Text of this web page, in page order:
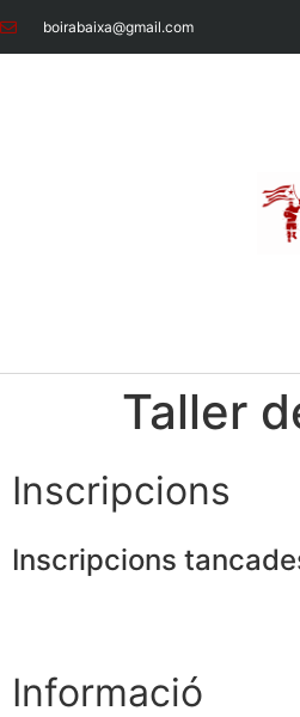
boirabaixa@gmail.com
Taller
Inscripcions
Inscripcions
Informació